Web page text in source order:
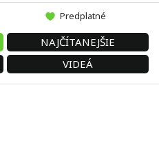
Predplatné
NAJČÍTANEJŠIE
VIDEÁ